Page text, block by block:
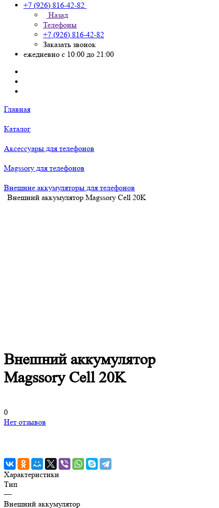
+7 (926) 816-42-82
Назад
Телефоны
+7 (926) 816-42-82
Заказать звонок
ежедневно с 10:00 до 21:00
Главная
Каталог
Аксессуары для телефонов
Magssory для телефонов
Внешние аккумуляторы для телефонов
Внешний аккумулятор Magssory Cell 20K
Внешний аккумулятор
Magssory Cell 20K
0
Нет отзывов
Характеристики
Тип
—
Внешний аккумулятор